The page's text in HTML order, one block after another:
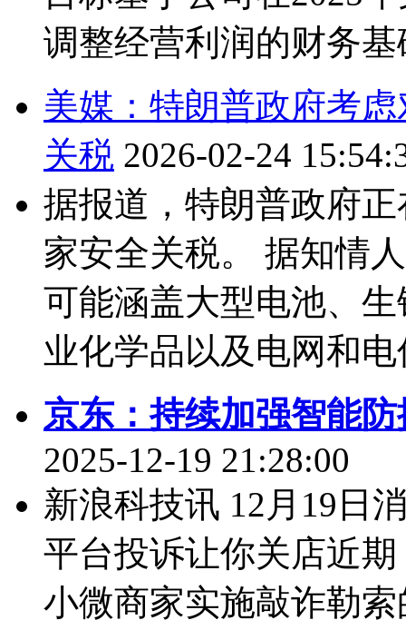
调整经营利润的财务
美媒：特朗普政府考
关税 2026-02-24
据报道，特朗普政府
家安全关税。 据知情
可能涵盖大型电池、
业化学品以及电网和电
京东：持续加强智能
2025-12-19 21:28:00
新浪科技讯 12月19日
平台投诉让你关店近
小微商家实施敲诈勒